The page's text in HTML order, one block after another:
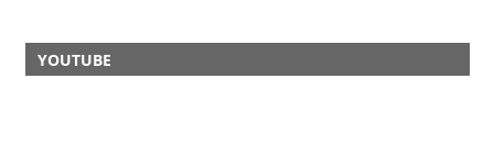
YOUTUBE